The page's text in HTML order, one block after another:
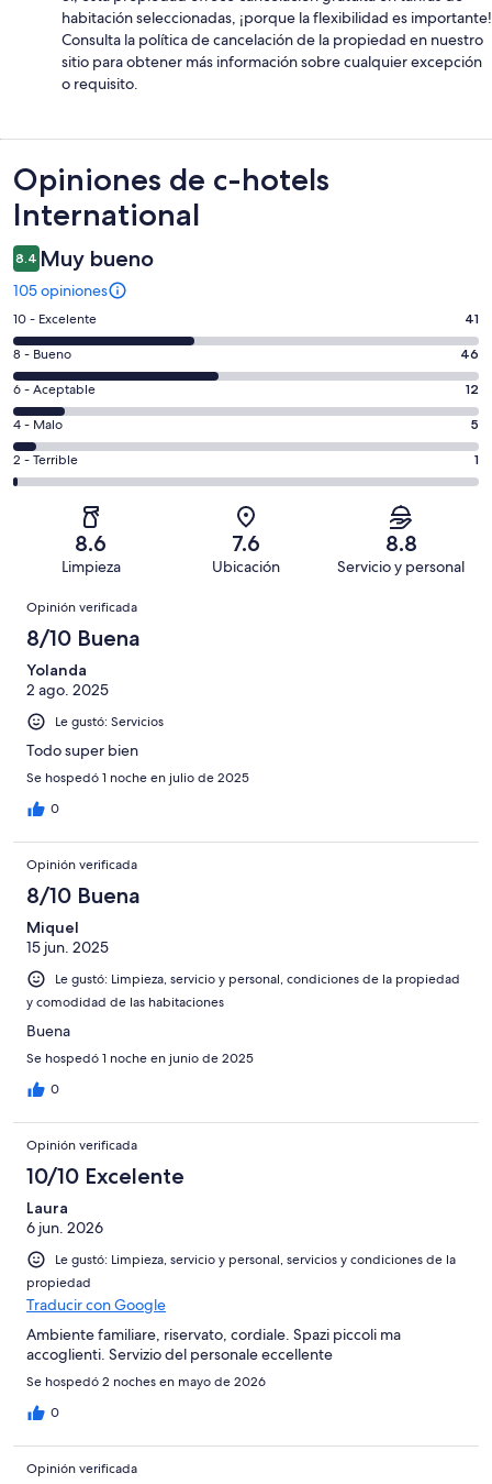
habitación seleccionadas, ¡porque la flexibilidad es importante!
Consulta la política de cancelación de la propiedad en nuestro
sitio para obtener más información sobre cualquier excepción
o requisito.
Opiniones
Opiniones de c-hotels
International
8.4 Muy bueno
105 opiniones
Puntuación
de
10,
es
decir,
Excelente.
Basada
en
opiniones
10 - Excelente 41
Puntuación
de
8,
es
decir,
Bueno.
Basada
opiniones
8 - Bueno 46
Puntuación
de
6,
es
decir,
Aceptable.
de
105
opiniones
6 - Aceptable 12
Puntuación
de
4,
Basada
de
opiniones
4 - Malo 5
Puntuación
de
Terrible.
Basada
de
105
opiniones
2 - Terrible 1
8.6
Limpieza
7.6
Ubicación
8.8
Servicio y personal
Opiniones
Opinión verificada
8/10 Buena
Yolanda
2 ago. 2025
Le gustó: Servicios
Todo super bien
Se hospedó 1 noche en julio de 2025
0
Opinión verificada
8/10 Buena
Miquel
15 jun. 2025
Le gustó: Limpieza, servicio y personal, condiciones de la propiedad
y comodidad de las habitaciones
Buena
Se hospedó 1 noche en junio de 2025
0
Opinión verificada
10/10 Excelente
Laura
6 jun. 2026
Le gustó: Limpieza, servicio y personal, servicios y condiciones de la
propiedad
Traducir con Google
Ambiente familiare, riservato, cordiale. Spazi piccoli ma
accoglienti. Servizio del personale eccellente
Se hospedó 2 noches en mayo de 2026
0
Opinión verificada